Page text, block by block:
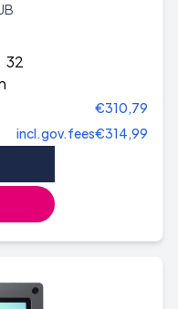
32
€310,79
incl.gov.fees€314,99